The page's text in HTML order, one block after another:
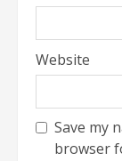
Website
Save my
browser